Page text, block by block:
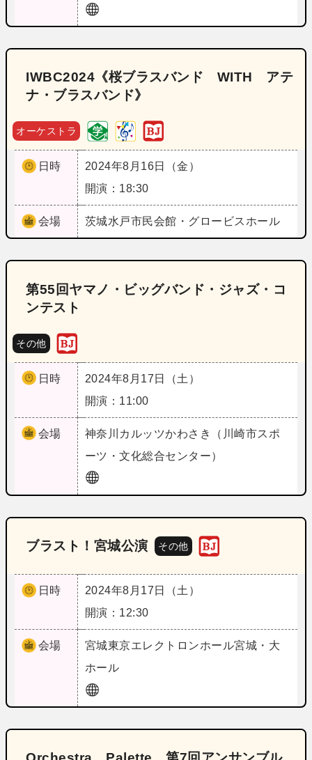
IWBC2024《桜ブラスバンド WITH アテ
ナ・ブラスバンド》
オーケストラ
日時
2024年8月16日（金）
開演：18:30
会場 茨城水戸市民会館・グロービスホール
第55回ヤマノ・ビッグバンド・ジャズ・コ
ンテスト
その他
日時
2024年8月17日（土）
開演：11:00
会場 神奈川 カルッツかわさき（川崎市スポ
ーツ・文化総合センター）
ブラスト！宮城公演 その他
日時
2024年8月17日（土）
開演：12:30
会場 宮城東京エレクトロンホール宮城・大
ホール